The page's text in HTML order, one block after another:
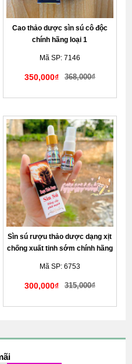
Cao thảo dược sìn sú cô độc
chính hãng loại 1
Mã SP: 7146
350,000₫ 368,000₫
Sìn sú rượu thảo dược dạng xịt
chống xuất tinh sớm chính hãng
Mã SP: 6753
300,000₫ 315,000₫